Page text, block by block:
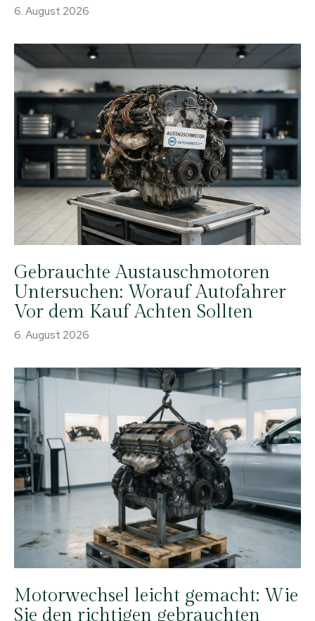
6. August 2026
Gebrauchte Austauschmotoren
Untersuchen: Worauf Autofahrer
Vor dem Kauf Achten Sollten
6. August 2026
Motorwechsel leicht gemacht: Wie
Sie den richtigen gebrauchten